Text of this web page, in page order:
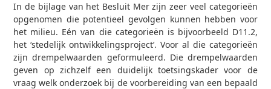
In de bijlage van het Besluit Mer zijn zeer veel categorieën
opgenomen die potentieel gevolgen kunnen hebben voor
het milieu. Eén van die categorieën is bijvoorbeeld D11.2,
het ‘stedelijk ontwikkelingsproject’. Voor al die categorieën
zijn drempelwaarden geformuleerd. Die drempelwaarden
geven op zichzelf een duidelijk toetsingskader voor de
vraag welk onderzoek bij de voorbereiding van een bepaald